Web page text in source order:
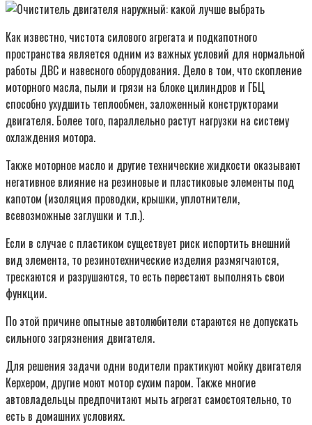
Как известно, чистота силового агрегата и подкапотного
пространства является одним из важных условий для нормальной
работы ДВС и навесного оборудования. Дело в том, что скопление
моторного масла, пыли и грязи на блоке цилиндров и ГБЦ
способно ухудшить теплообмен, заложенный конструкторами
двигателя. Более того, параллельно растут нагрузки на систему
охлаждения мотора.
Также моторное масло и другие технические жидкости оказывают
негативное влияние на резиновые и пластиковые элементы под
капотом (изоляция проводки, крышки, уплотнители,
всевозможные заглушки и т.п.).
Если в случае с пластиком существует риск испортить внешний
вид элемента, то резинотехнические изделия размягчаются,
трескаются и разрушаются, то есть перестают выполнять свои
функции.
По этой причине опытные автолюбители стараются не допускать
сильного загрязнения двигателя.
Для решения задачи одни водители практикуют мойку двигателя
Керхером, другие моют мотор сухим паром. Также многие
автовладельцы предпочитают мыть агрегат самостоятельно, то
есть в домашних условиях.